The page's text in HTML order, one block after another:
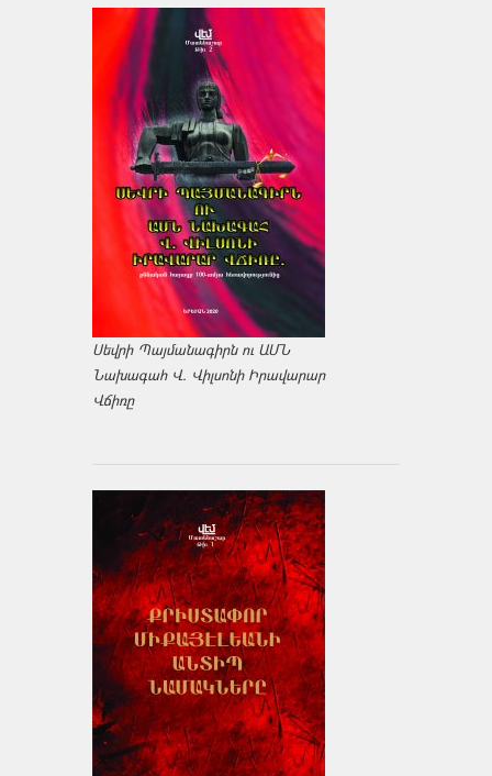
Սեվրի Պայմանագիրն ու ԱՄՆ
Նախագահ Վ. Վիլսոնի Իրավարար
Վճիռը